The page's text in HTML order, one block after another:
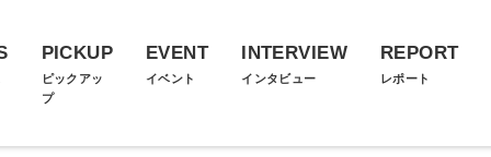
PICKUP
ピックアッ
プ
EVENT
イベント
INTERVIEW
インタビュー
REPORT
レポート